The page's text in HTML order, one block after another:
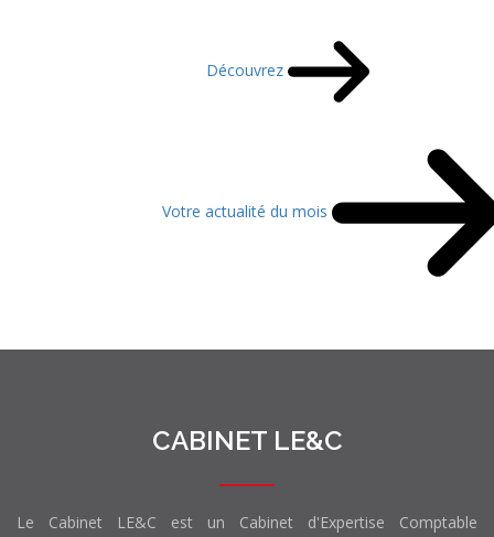
Découvrez
Votre actualité du mois
CABINET LE&C
Le Cabinet LE&C est un Cabinet d'Expertise Comptable